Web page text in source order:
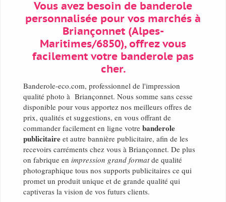
Vous avez besoin de banderole
personnalisée pour vos marchés à
Briançonnet (Alpes-
Maritimes/6850), offrez vous
facilement votre banderole pas
cher.
Banderole-eco.com, professionnel de l'impression
qualité photo à Briançonnet. Nous somme sans cesse
disponible pour vous apportez nos meilleurs offres de
prix, qualités et suggestions, en vous offrant de
commander facilement en ligne votre banderole
publicitaire et autre bannière publicitaire, afin de les
recevoirs carréments chez vous à Briançonnet. De plus
on fabrique en impression grand formatde qualité
photographique tous nos supports publicitaires ce qui
promet un produit unique et de grande qualité qui
captiveras la vision de vos futurs clients.